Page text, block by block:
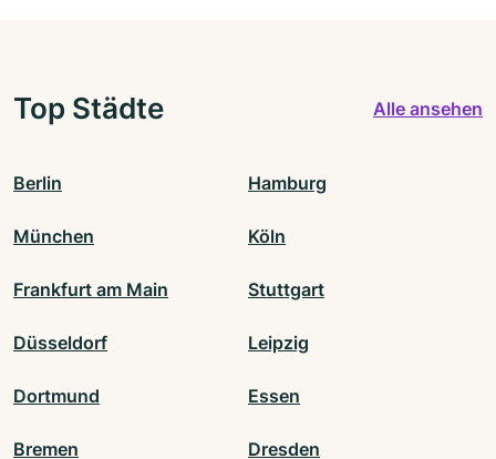
Top Städte Alle ansehen
Berlin Hamburg
München Köln
Frankfurt am Main Stuttgart
Düsseldorf Leipzig
Dortmund Essen
Bremen Dresden